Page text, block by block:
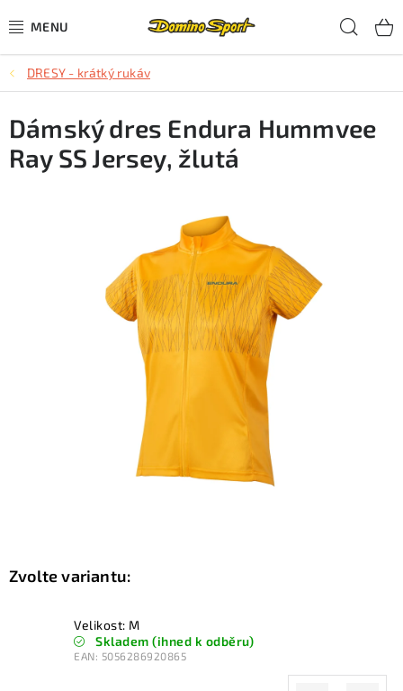
na
CYKLISTIKA
SJEZDOVÉ LYŽOVÁNÍ
SKIALPOVÉ LYŽOVÁNÍ
DRESY - krátký rukáv
Velikost: M
Skladem (ihned k odběru)
EAN: 5056286920865
Dámský dres Endura Hummvee
Ray SS Jersey, žlutá